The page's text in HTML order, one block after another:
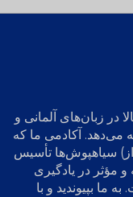
در زبان‌های آلمانی و
می‌دهد. آکادمی ما که
سیاهپوش‌ها تأسیس
و مؤثر در یادگیری
ما بپیوندید و با